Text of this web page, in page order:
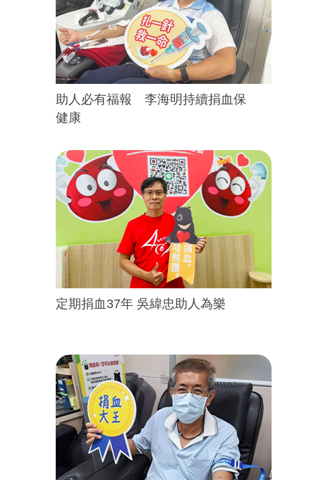
助人必有福報 李海明持續捐血保
健康
定期捐血37年 吳緯忠助人為樂